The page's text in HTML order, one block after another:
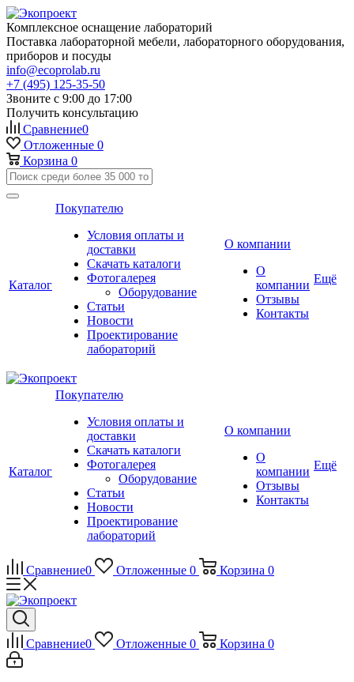
Комплексное оснащение лабораторий
Поставка лабораторной мебели, лабораторного оборудования,
приборов и посуды
info@ecoprolab.ru
+7 (495) 125-35-50
Звоните с 9:00 до 17:00
Получить консультацию
Сравнение0
Отложенные 0
Корзина 0
Каталог
Покупателю
Условия оплаты и
доставки
Скачать каталоги
Фотогалерея
Оборудование
Статьи
Новости
Проектирование
лабораторий
О компании
О
компании
Отзывы
Контакты
Ещё
Каталог
Покупателю
Условия оплаты и
доставки
Скачать каталоги
Фотогалерея
Оборудование
Статьи
Новости
Проектирование
лабораторий
О компании
О
компании
Отзывы
Контакты
Ещё
Сравнение0 Отложенные 0 Корзина 0
Сравнение0 Отложенные 0 Корзина 0